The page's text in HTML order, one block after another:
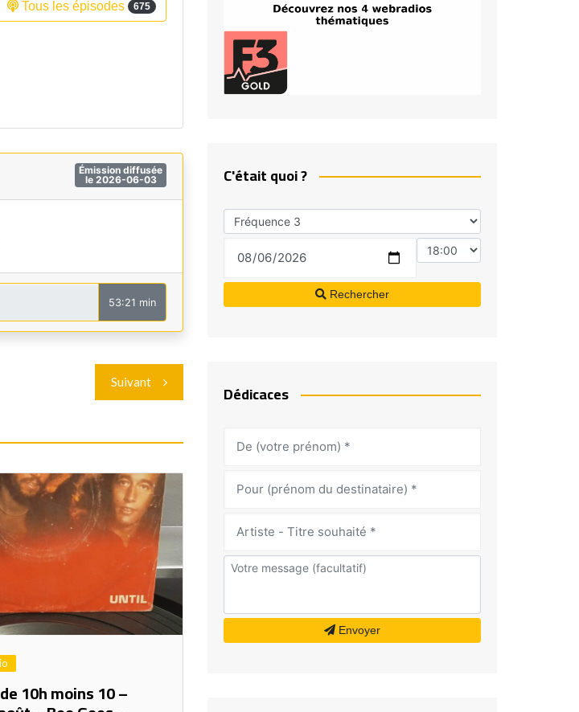
Fréquence 3 Urban
Tous les épisodes 675
Émission diffusée
le 2026-06-03
53:21 min
Suivant
10h moins 10 –
C'était quoi ?
Rechercher
Dédicaces
Envoyer